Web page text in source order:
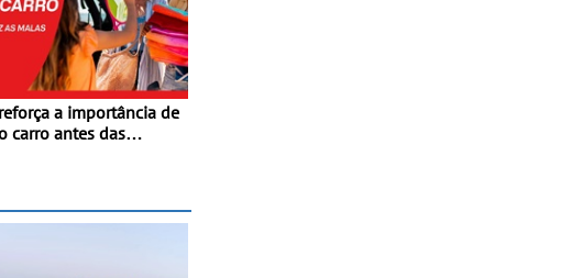
a importância de
carro antes das